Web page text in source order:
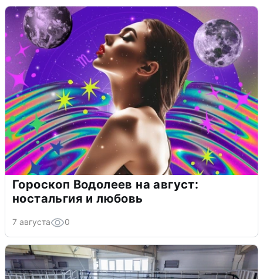
Гороскоп Водолеев на август:
ностальгия и любовь
7 августа 0